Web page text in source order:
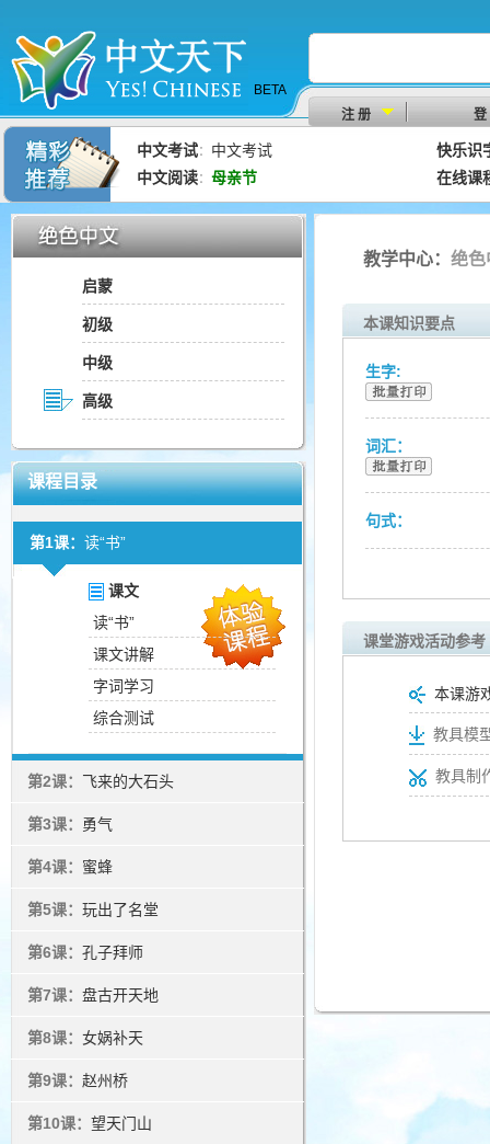
BETA
注 册
登
中文考试： 中文考试
快乐识
中文阅读： 母亲节 在线课
启蒙
初级
中级
高级
课程目录
第1课： 读“书”
课文
读“书”
课文讲解
字词学习
综合测试
第2课： 飞来的大石头
第3课： 勇气
第4课： 蜜蜂
第5课： 玩出了名堂
第6课： 孔子拜师
第7课： 盘古开天地
第8课： 女娲补天
第9课： 赵州桥
第10课： 望天门山
教学中心： 绝
本课知识要点
生字:
词汇：
句式：
课堂游戏活动参考
本课游
教具模
教具制